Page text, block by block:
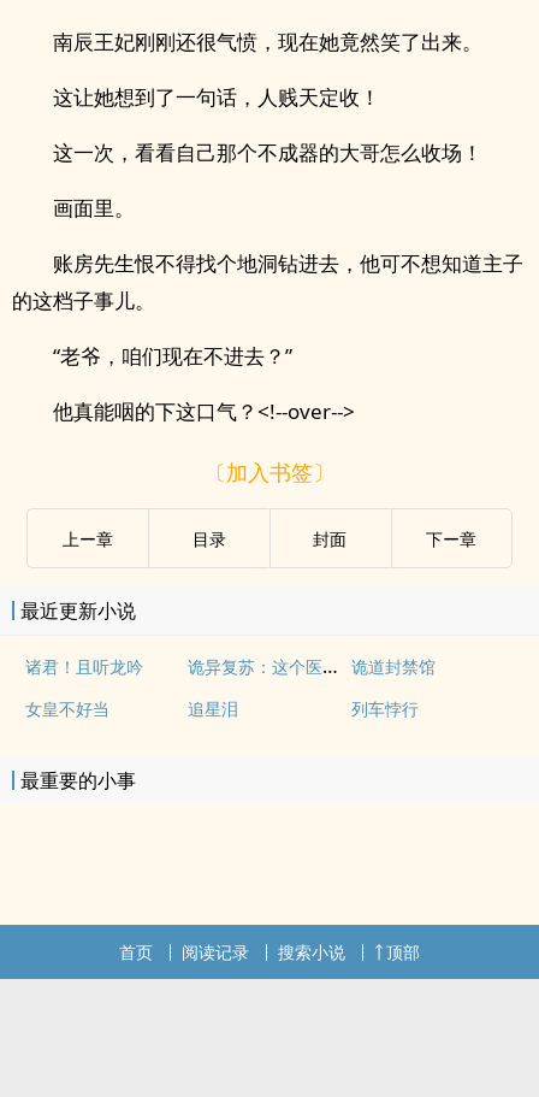
南辰王妃刚刚还很气愤，现在她竟然笑了出来。
这让她想到了一句话，人贱天定收！
这一次，看看自己那个不成器的大哥怎么收场！
画面里。
账房先生恨不得找个地洞钻进去，他可不想知道主子
的这档子事儿。
“老爷，咱们现在不进去？”
他真能咽的下这口气？<!--over-->
〔加入书签〕
上ー章 目录 封面 下ー章
最近更新小说
诸君！且听龙吟 诡异复苏：这个医生开了挂
诡道封禁馆
女皇不好当
追星泪 列车悖行
最重要的小事
首页 阅读记录 搜索小说 顶部